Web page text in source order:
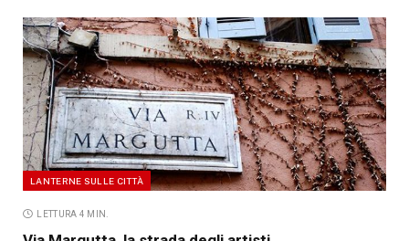
LANTERNE SULLE CITTÀ
LETTURA 4 MIN.